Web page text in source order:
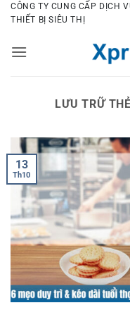
Bỏ
qua
dung
CÔNG TY CUNG CẤP DỊCH
THIẾT BỊ SIÊU THỊ
LƯU TRỮ
13
Th10